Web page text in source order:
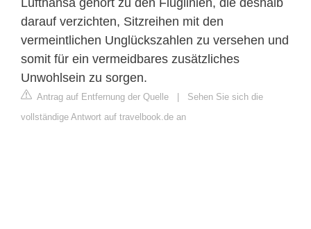
darauf verzichten, Sitzreihen mit den
vermeintlichen Unglückszahlen zu versehen und
somit für ein vermeidbares zusätzliches
Unwohlsein zu sorgen.
Antrag auf Entfernung der Quelle | Sehen Sie sich die
vollständige Antwort auf travelbook.de an